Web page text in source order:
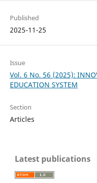
Published
2025-11-25
Issue
Vol. 6 No. 56 (2025):
EDUCATION SYSTEM
Section
Articles
Latest publications